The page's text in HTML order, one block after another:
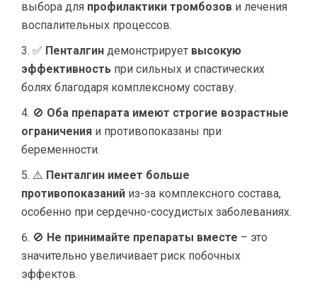
выбора для профилактики тромбозов и лечения
воспалительных процессов.
✅ Пенталгин демонстрирует высокую
эффективность при сильных и спастических
болях благодаря комплексному составу.
🚫 Оба препарата имеют строгие возрастные
ограничения и противопоказаны при
беременности.
⚠️ Пенталгин имеет больше
противопоказаний из-за комплексного состава,
особенно при сердечно-сосудистых заболеваниях.
🚫 Не принимайте препараты вместе – это
значительно увеличивает риск побочных
эффектов.